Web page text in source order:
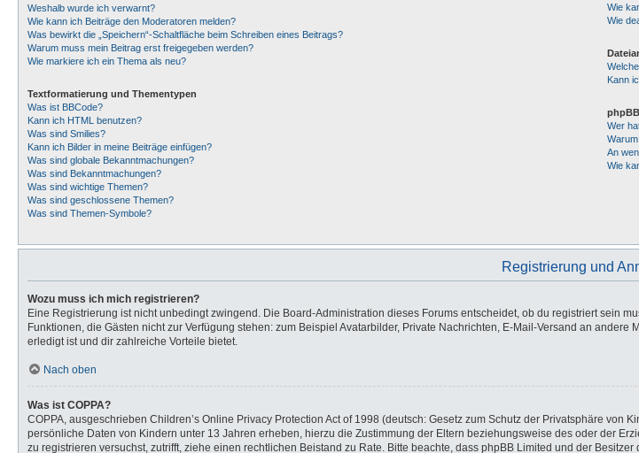
Weshalb wurde ich verwarnt?
Wie kann ich Beiträge den Moderatoren melden?
Was bewirkt die „Speichern“-Schaltfläche beim Schreiben eines Beitrags?
Warum muss mein Beitrag erst freigegeben werden?
Wie markiere ich ein Thema als neu?
Textformatierung und Thementypen
Was ist BBCode?
Kann ich HTML benutzen?
Was sind Smilies?
Kann ich Bilder in meine Beiträge einfügen?
Was sind globale Bekanntmachungen?
Was sind Bekanntmachungen?
Was sind wichtige Themen?
Was sind geschlossene Themen?
Was sind Themen-Symbole?
Wie
Wie
Kann
Wer
An
Wie
Registrierung und
Wozu muss ich mich registrieren?
Eine Registrierung ist nicht unbedingt zwingend. Die Board-Administration dieses Forums entscheidet, ob du registriert sein
Funktionen, die Gästen nicht zur Verfügung stehen: zum Beispiel Avatarbilder, Private Nachrichten, E-Mail-Versand an
erledigt ist und dir zahlreiche Vorteile bietet.
Nach oben
Was ist COPPA?
COPPA, ausgeschrieben Children’s Online Privacy Protection Act of 1998 (deutsch: Gesetz zum Schutz der Privatsphäre
persönliche Daten von Kindern unter 13 Jahren erheben, hierzu die Zustimmung der Eltern beziehungsweise des oder der
zu registrieren versuchst, zutrifft, ziehe einen rechtlichen Beistand zu Rate. Bitte beachte, dass phpBB Limited und der